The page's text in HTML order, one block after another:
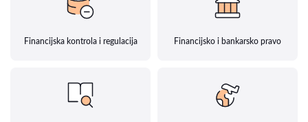
Financijska kontrola i regulacija Financijsko i bankarsko pravo